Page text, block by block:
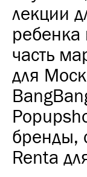
лекции
часть
для
бренды,
Renta